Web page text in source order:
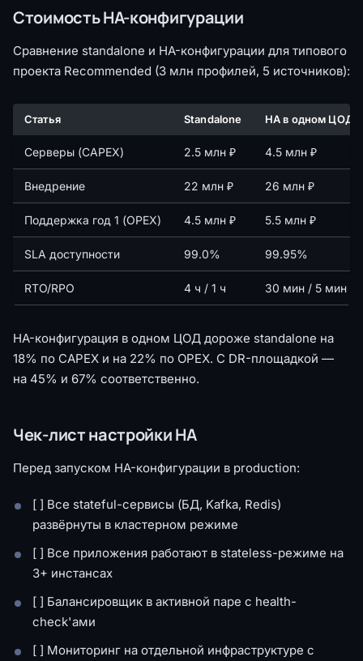
Стоимость HA-конфигурации
Сравнение standalone и HA-конфигурации для типового
проекта Recommended (3 млн профилей, 5 источников):
Статья Standalone HA в одном ЦОД
Серверы (CAPEX) 2.5 млн ₽ 4.5 млн ₽
Внедрение 22 млн ₽ 26 млн ₽
Поддержка год 1 (OPEX) 4.5 млн ₽ 5.5 млн ₽
SLA доступности 99.0% 99.95%
RTO/RPO 4 ч / 1 ч 30 мин / 5 мин
HA-конфигурация в одном ЦОД дороже standalone на
18% по CAPEX и на 22% по OPEX. С DR-площадкой —
на 45% и 67% соответственно.
Чек-лист настройки HA
Перед запуском HA-конфигурации в production:
[ ] Все stateful-сервисы (БД, Kafka, Redis)
развёрнуты в кластерном режиме
[ ] Все приложения работают в stateless-режиме на
3+ инстансах
[ ] Балансировщик в активной паре с health-
check'ами
[ ] Мониторинг на отдельной инфраструктуре с